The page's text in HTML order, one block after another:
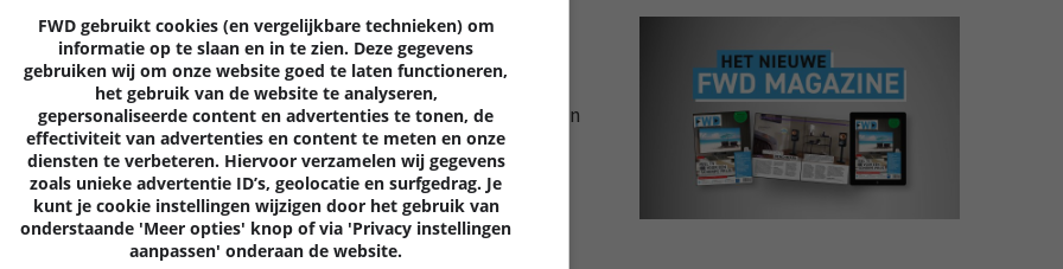
laatste partij die het aan de stok krijgt met Prince en zijn
rechtszaak tegen de torrentsite. Hij zegt dat de aanmaningen
daar raad mee weten.”
FWD gebruikt cookies (en vergelijkbare technieken) om
informatie op te slaan en in te zien. Deze gegevens
gebruiken wij om onze website goed te laten functioneren,
het gebruik van de website te analyseren,
gepersonaliseerde content en advertenties te tonen, de
effectiviteit van advertenties en content te meten en onze
diensten te verbeteren. Hiervoor verzamelen wij gegevens
zoals unieke advertentie ID’s, geolocatie en surfgedrag. Je
kunt je cookie instellingen wijzigen door het gebruik van
onderstaande 'Meer opties' knop of via 'Privacy instellingen
aanpassen' onderaan de website.